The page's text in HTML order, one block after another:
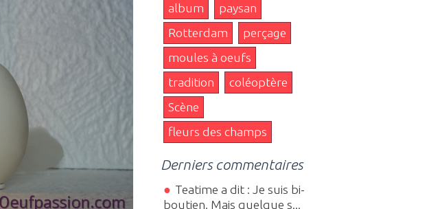
album
paysan
Rotterdam
perçage
moules à oeufs
tradition
coléoptère
Scène
fleurs des champs
Derniers commentaires
Teatime a dit : Je suis bi-
boutien. Mais quelque s...